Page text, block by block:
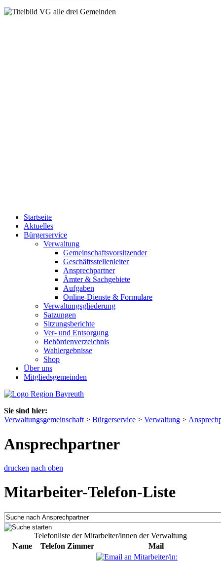
Startseite
Aktuelles
Bürgerservice
Verwaltung
Gemeinschaftsvorsitzender
Geschäftsstellenleiter
Ansprechpartner
Ämter & Sachgebiete
Aufgaben
Online-Dienste & Formulare
Verwaltungsgliederung
Satzungen
Sitzungsberichte
Ver- und Entsorgung
Behördenverzeichnis
Wahlergebnisse
Shop
Über uns
Mitgliedsgemeinden
Sie sind hier:
Verwaltungsgemeinschaft > Bürgerservice > Verwaltung >
Ansprechpartner
drucken nach oben
Mitarbeiter-Telefon-Liste
Telefonliste der Mitarbeiter/innen der Verwaltung
Name
Telefon Zimmer Mail